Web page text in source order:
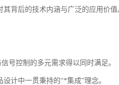
背后的技术内涵与广泛的应用价值
号控制的多元需求得以同时满足。
计中一贯秉持的“*集成”理念。